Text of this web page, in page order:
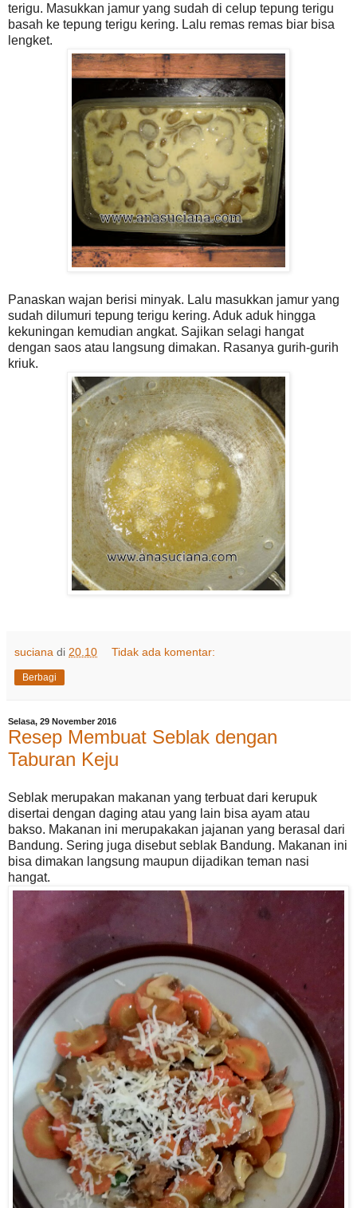
terigu. Masukkan jamur yang sudah di celup tepung terigu
basah ke tepung terigu kering. Lalu remas remas biar bisa
lengket.
Panaskan wajan berisi minyak. Lalu masukkan jamur yang
sudah dilumuri tepung terigu kering. Aduk aduk hingga
kekuningan kemudian angkat. Sajikan selagi hangat
dengan saos atau langsung dimakan. Rasanya gurih-gurih
kriuk.
suciana di 20.10 Tidak ada komentar:
Berbagi
Selasa, 29 November 2016
Resep Membuat Seblak dengan
Taburan Keju
Seblak merupakan makanan yang terbuat dari kerupuk
disertai dengan daging atau yang lain bisa ayam atau
bakso. Makanan ini merupakakan jajanan yang berasal dari
Bandung. Sering juga disebut seblak Bandung. Makanan ini
bisa dimakan langsung maupun dijadikan teman nasi
hangat.